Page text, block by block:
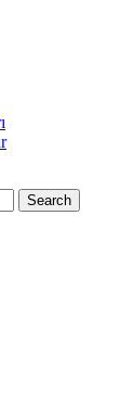
Search